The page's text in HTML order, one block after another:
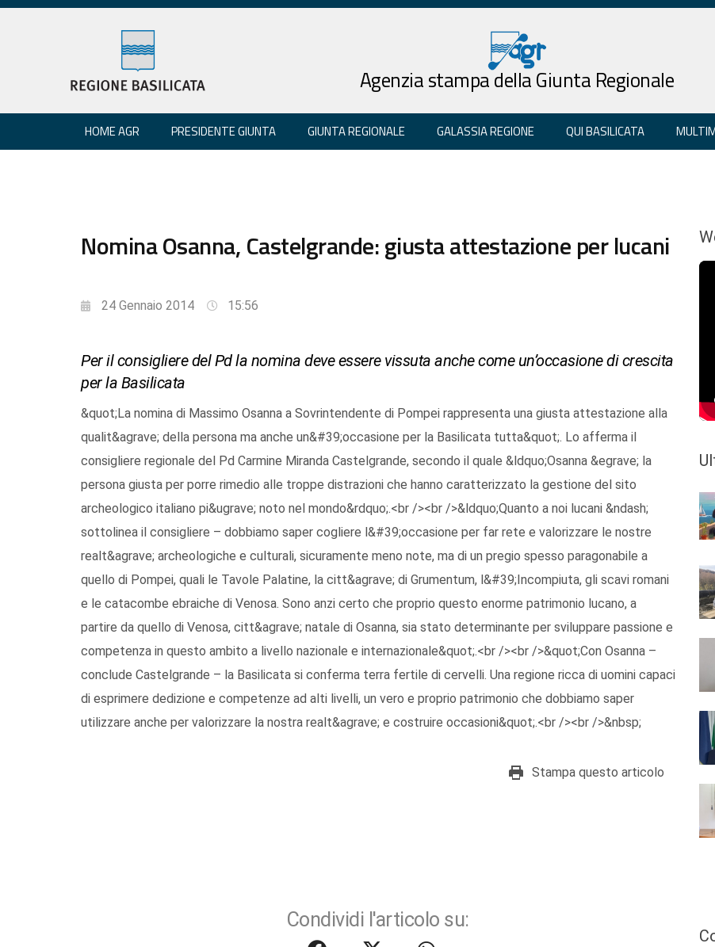
Agenzia stampa della Giunta Regionale
HOME AGR PRESIDENTE GIUNTA GIUNTA REGIONALE GALASSIA REGIONE QUI BASILICATA
Nomina Osanna, Castelgrande: giusta attestazione per lucani
24 Gennaio 2014 15:56
Per il consigliere del Pd la nomina deve essere vissuta anche come un’occasione di crescita
per la Basilicata
&quot;La nomina di Massimo Osanna a Sovrintendente di Pompei rappresenta una giusta attestazione alla
qualit&agrave; della persona ma anche un&#39;occasione per la Basilicata tutta&quot;. Lo afferma il
consigliere regionale del Pd Carmine Miranda Castelgrande, secondo il quale &ldquo;Osanna &egrave; la
persona giusta per porre rimedio alle troppe distrazioni che hanno caratterizzato la gestione del sito
archeologico italiano pi&ugrave; noto nel mondo&rdquo;.<br /><br />&ldquo;Quanto a noi lucani &ndash;
sottolinea il consigliere – dobbiamo saper cogliere l&#39;occasione per far rete e valorizzare le nostre
realt&agrave; archeologiche e culturali, sicuramente meno note, ma di un pregio spesso paragonabile a
quello di Pompei, quali le Tavole Palatine, la citt&agrave; di Grumentum, l&#39;Incompiuta, gli scavi romani
e le catacombe ebraiche di Venosa. Sono anzi certo che proprio questo enorme patrimonio lucano, a
partire da quello di Venosa, citt&agrave; natale di Osanna, sia stato determinante per sviluppare passione e
competenza in questo ambito a livello nazionale e internazionale&quot;.<br /><br />&quot;Con Osanna –
conclude Castelgrande – la Basilicata si conferma terra fertile di cervelli. Una regione ricca di uomini capaci
di esprimere dedizione e competenze ad alti livelli, un vero e proprio patrimonio che dobbiamo saper
utilizzare anche per valorizzare la nostra realt&agrave; e costruire occasioni&quot;.<br /><br />&nbsp;
Stampa questo articolo
Condividi l'articolo su: